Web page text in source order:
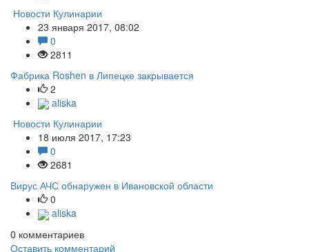
Новости Кулинарии
23 января 2017, 08:02
0
2811
Фабрика Roshen в Липецке закрывается
2
aliska
Новости Кулинарии
18 июля 2017, 17:23
0
2681
Вирус АЧС обнаружен в Ивановской области
0
aliska
0 комментариев
Оставить комментарий